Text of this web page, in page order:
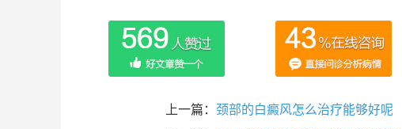
上一篇： 颈部的白癜风怎么治疗能够好呢